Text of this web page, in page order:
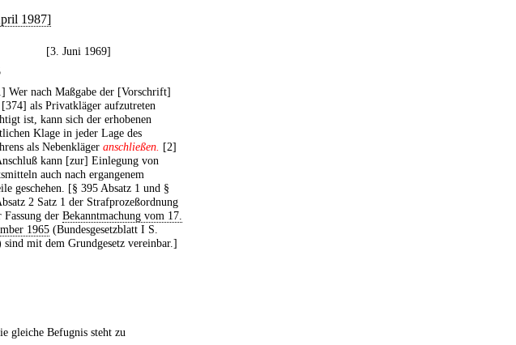
1987]
[3. Juni 1969]
Wer nach Maßgabe der [Vorschrift]
[374] als Privatkläger aufzutreten
ist, kann sich der erhobenen
Klage in jeder Lage des
als Nebenkläger anschließen. [2]
kann [zur] Einlegung von
auch nach ergangenem
geschehen. [§ 395 Absatz 1 und §
2 Satz 1 der Strafprozeßordnung
Fassung der Bekanntmachung vom 17.
1965 (Bundesgesetzblatt I S.
sind mit dem Grundgesetz vereinbar.]
gleiche Befugnis steht zu